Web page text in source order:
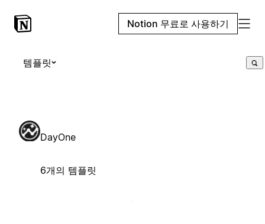
Notion 무료로 사용하기
템플릿
DayOne
6개의 템플릿